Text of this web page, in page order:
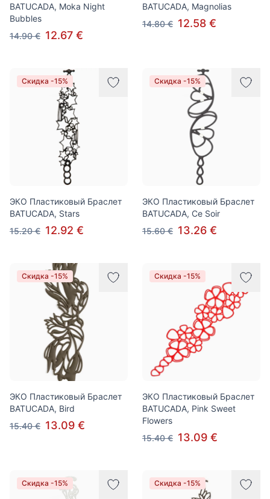
BATUCADA, Moka Night
Bubbles
14.90 € 12.67 €
BATUCADA, Magnolias
14.80 € 12.58 €
Скидка -15%
ЭКО Пластиковый Браслет
BATUCADA, Stars
15.20 € 12.92 €
Скидка -15%
ЭКО Пластиковый Браслет
BATUCADA, Ce Soir
15.60 € 13.26 €
Скидка -15%
ЭКО Пластиковый Браслет
BATUCADA, Bird
15.40 € 13.09 €
Скидка -15%
ЭКО Пластиковый Браслет
BATUCADA, Pink Sweet
Flowers
15.40 € 13.09 €
Скидка -15% Скидка -15%